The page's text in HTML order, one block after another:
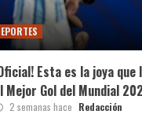
Esta es la joya
Mejor Gol del Mundial
2 semanas hace Redacción